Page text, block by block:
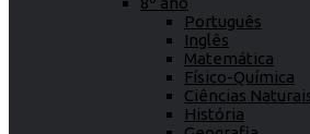
Português
Inglês
Matemática
Físico-Química
Ciências
História